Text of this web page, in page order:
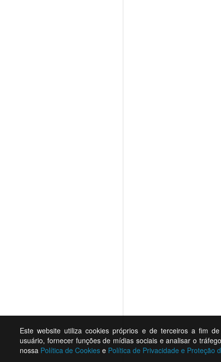
Este website utiliza cookies próprios e de terceiros a fim
usuário, fornecer funções de mídias sociais e analisar o
nossa Política de Cookies e Política de Privacidade e Proteção